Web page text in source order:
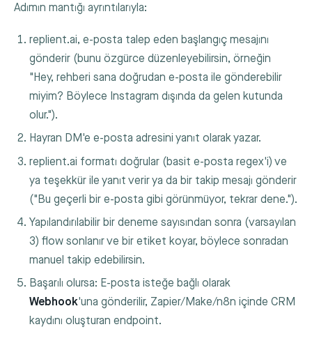
Adımın mantığı ayrıntılarıyla:
replient.ai, e-posta talep eden başlangıç mesajını
gönderir (bunu özgürce düzenleyebilirsin, örneğin
"Hey, rehberi sana doğrudan e-posta ile gönderebilir
miyim? Böylece Instagram dışında da gelen kutunda
olur.").
Hayran DM'e e-posta adresini yanıt olarak yazar.
replient.ai formatı doğrular (basit e-posta regex'i) ve
ya teşekkür ile yanıt verir ya da bir takip mesajı gönderir
("Bu geçerli bir e-posta gibi görünmüyor, tekrar dene.").
Yapılandırılabilir bir deneme sayısından sonra (varsayılan
3) flow sonlanır ve bir etiket koyar, böylece sonradan
manuel takip edebilirsin.
Başarılı olursa: E-posta isteğe bağlı olarak
Webhook'una gönderilir, Zapier/Make/n8n içinde CRM
kaydını oluşturan endpoint.